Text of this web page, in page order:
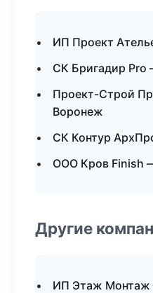
ИП Проект
СК Бригадир Pro
Проект-Строй
Воронеж
СК Контур
ООО Кров Finish
Другие
ИП Этаж Монтаж